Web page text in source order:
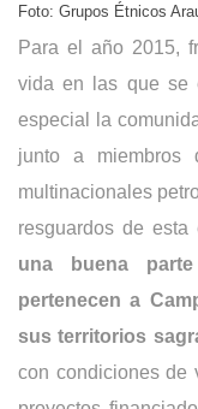
Foto: Grupos Étnicos
Para el año 2015,
vida en las que se
especial la
junto a
multinacionales
resguardos de
una buena
pertenecen a
sus territorios
con condiciones de